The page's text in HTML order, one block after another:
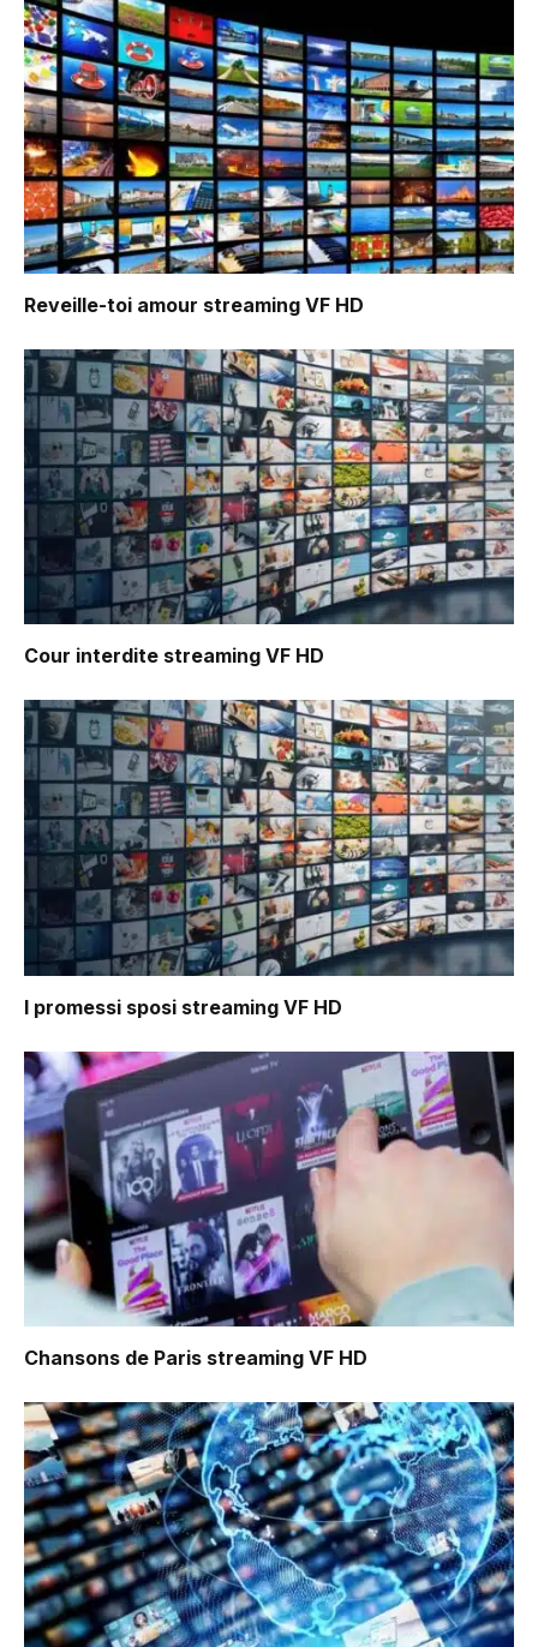
Reveille-toi amour streaming VF HD
Cour interdite streaming VF HD
I promessi sposi streaming VF HD
Chansons de Paris streaming VF HD